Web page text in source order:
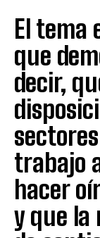
El tema
que
decir,
trabajo
hacer
y que la